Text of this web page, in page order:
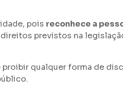
pois reconhece a
previstos na
qualquer forma de